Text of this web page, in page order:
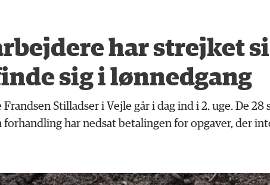
har strejket
sig i lønnedgang
Frandsen Stilladser i Vejle går i dag ind i 2. uge. De
har nedsat betalingen for opgaver, der